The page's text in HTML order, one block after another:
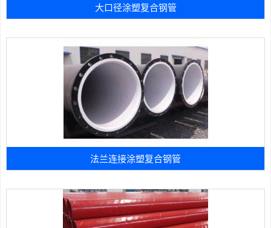
大口径涂塑复合钢管
法兰连接涂塑复合钢管